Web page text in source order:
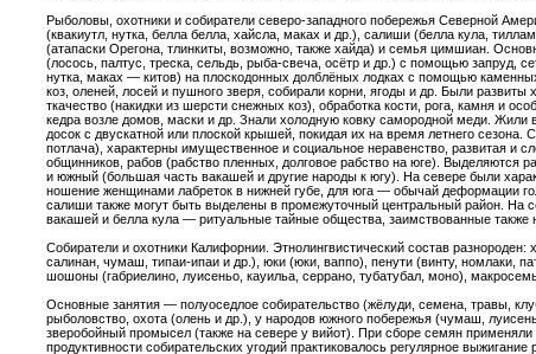
Рыболовы, охотники и собиратели северо-западного побережья Северной
(квакиутл, нутка, белла белла, хайсла, маках и др.), салиши (белла кула,
(атапаски Орегона, тлинкиты, возможно, также хайда) и семья цимшиан.
(лосось, палтус, треска, сельдь, рыба-свеча, осётр и др.) с помощью запруд,
нутка, маках — китов) на плоскодонных долблёных лодках с помощью
коз, оленей, лосей и пушного зверя, собирали корни, ягоды и др. Были
ткачество (накидки из шерсти снежных коз), обработка кости, рога, камня и
кедра возле домов, маски и др. Знали холодную ковку самородной меди.
досок с двускатной или плоской крышей, покидая их на время летнего
потлача), характерны имущественное и социальное неравенство, развитая и
общинников, рабов (рабство пленных, долговое рабство на юге). Выделяются
и южный (большая часть вакашей и другие народы к югу). На севере были
ношение женщинами лабреток в нижней губе, для юга — обычай деформации
салиши также могут быть выделены в промежуточный центральный район. На
вакашей и белла кула — ритуальные тайные общества, заимствованные также
Собиратели и охотники Калифорнии. Этнолингвистический состав разнороден:
салинан, чумаш, типаи-ипаи и др.), юки (юки, ваппо), пенути (винту, номлаки,
шошоны (габриелино, луисеньо, кауильа, серрано, тубатубал, моно),
Основные занятия — полуоседлое собирательство (жёлуди, семена, травы,
рыболовство, охота (олень и др.), у народов южного побережья (чумаш,
зверобойный промысел (также на севере у вийот). При сборе семян
продуктивности собирательских угодий практиковалось регулярное выжигание